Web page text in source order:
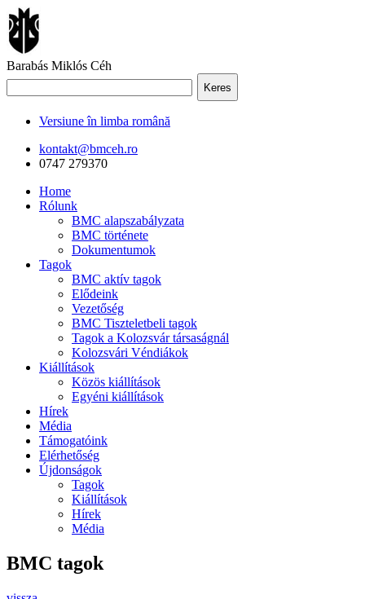
Barabás Miklós Céh
Keres
Versiune în limba română
kontakt@bmceh.ro
0747 279370
Home
Rólunk
BMC alapszabályzata
BMC története
Dokumentumok
Tagok
BMC aktív tagok
Elődeink
Vezetőség
BMC Tiszteletbeli tagok
Tagok a Kolozsvár társaságnál
Kolozsvári Véndiákok
Kiállítások
Közös kiállítások
Egyéni kiállítások
Hírek
Média
Támogatóink
Elérhetőség
Újdonságok
Tagok
Kiállítások
Hírek
Média
BMC tagok